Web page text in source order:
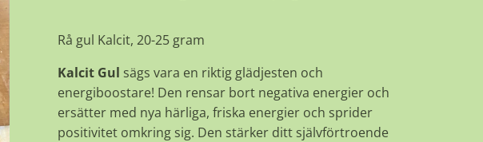
Rå gul Kalcit, 20-25 gram
Kalcit Gul sägs vara en riktig glädjesten och
energiboostare! Den rensar bort negativa energier och
ersätter med nya härliga, friska energier och sprider
positivitet omkring sig. Den stärker ditt självförtroende